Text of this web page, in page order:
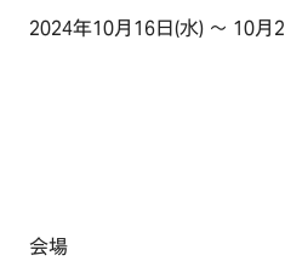
2024年10月16日(水) ～ 10月
会場